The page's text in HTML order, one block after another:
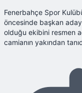
Fenerbahçe Spor
öncesinde başkan
olduğu ekibini resmen
camianın yakından